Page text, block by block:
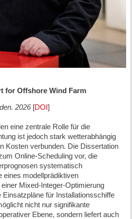
for Offshore Wind Farm
2026[DOI ]
eine zentrale Rolle für die
ist jedoch stark wetterabhängig
Kosten verbunden. Die Dissertation
Online-Scheduling vor, die
systematisch
eines modellprädiktiven
Mixed-Integer-Optimierung
für Installationsschiffe
nicht nur signifikante
Ebene, sondern liefert auch